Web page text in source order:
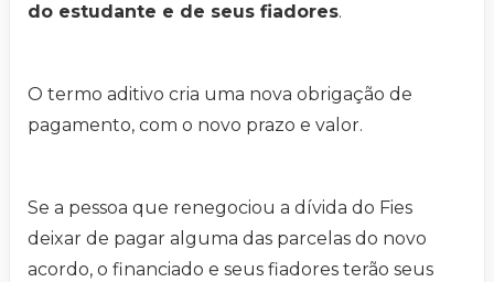
do estudante e de seus fiadores.
O termo aditivo cria uma nova obrigação de
pagamento, com o novo prazo e valor.
Se a pessoa que renegociou a dívida do Fies
deixar de pagar alguma das parcelas do novo
acordo, o financiado e seus fiadores terão seus